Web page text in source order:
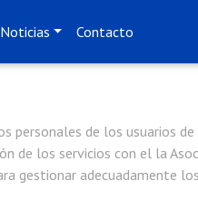
Noticias Contacto
personales de los usuarios
de los servicios con el la
gestionar adecuadamente